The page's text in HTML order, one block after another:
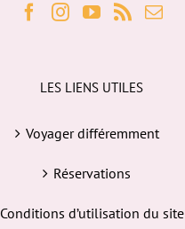
LES LIENS UTILES
Voyager différemment
Réservations
Conditions d’utilisation du site